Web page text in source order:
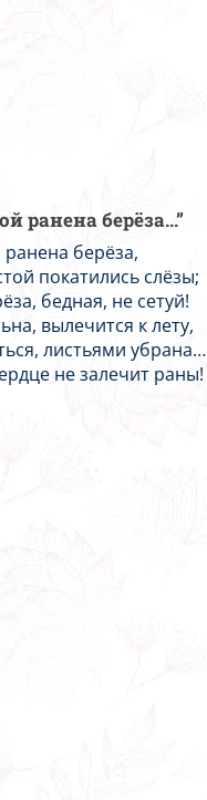
ранена берёза...”
берёза,
покатились слёзы;
бедная, не сетуй!
вылечится к лету,
листьями убрана…
не залечит раны!